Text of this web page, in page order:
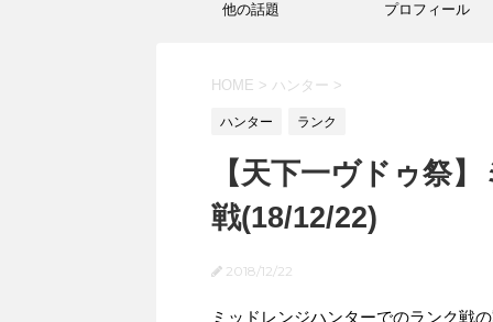
他の話題 プロフィール
HOME > ハンター >
ハンター ランク
【天下一ヴドゥ祭
戦(18/12/22)
2018/12/22
ミッドレンジハンターでのランク戦